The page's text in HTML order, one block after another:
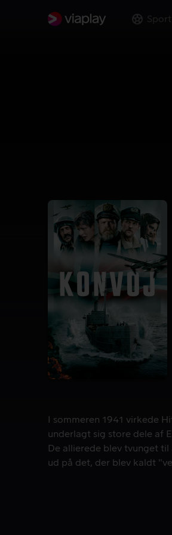
Sport
I sommeren 1941 virkede
I sommeren 1941 virkede
underlagt sig store dele af
De allierede blev tvunget
ud på det, der blev kaldt